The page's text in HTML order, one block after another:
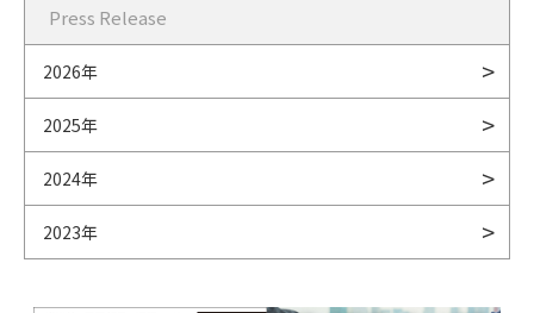
Press Release
2026年
2025年
2024年
2023年